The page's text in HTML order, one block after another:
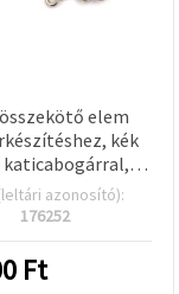
elem
kék
katicabogárral,
20x18x5 mm,
2 mm - 2 db
azonosító):
176252
Ft